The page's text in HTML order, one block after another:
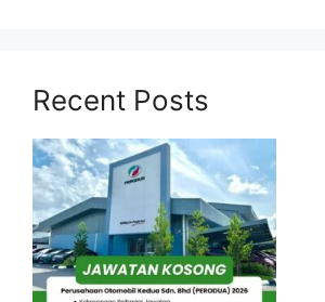
berusia tidak kurang
jawatan.
Berkelayakan dan
pelantikan yang telah
setiap jawatan yang
baca pada lampiran yang
sediakan seperti berikut.
Recent Posts